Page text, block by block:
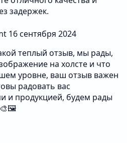
задержек.
16 сентября 2024
теплый отзыв, мы рады,
на холсте и что
уровне, ваш отзыв важен
радовать вас
и продукцией, будем рады
🎨🖼️